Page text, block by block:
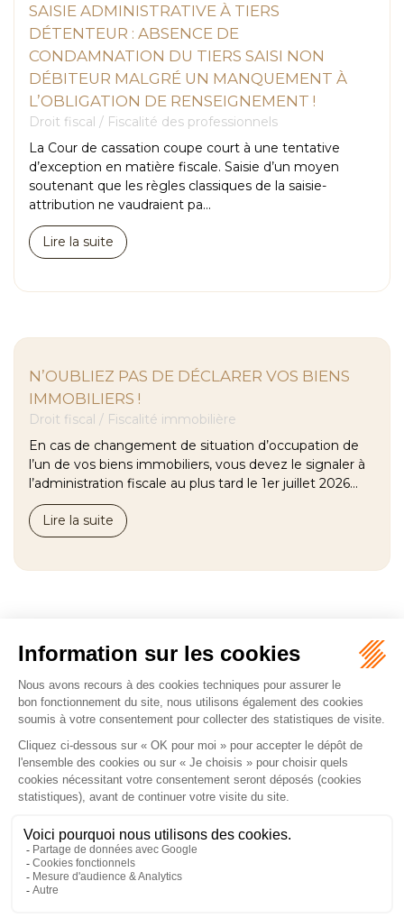
SAISIE ADMINISTRATIVE À TIERS
DÉTENTEUR : ABSENCE DE
CONDAMNATION DU TIERS SAISI NON
DÉBITEUR MALGRÉ UN MANQUEMENT À
L’OBLIGATION DE RENSEIGNEMENT !
Droit fiscal / Fiscalité des professionnels
La Cour de cassation coupe court à une tentative
d’exception en matière fiscale. Saisie d’un moyen
soutenant que les règles classiques de la saisie-
attribution ne vaudraient pa...
Lire la suite
N’OUBLIEZ PAS DE DÉCLARER VOS BIENS
IMMOBILIERS !
Droit fiscal / Fiscalité immobilière
En cas de changement de situation d’occupation de
l’un de vos biens immobiliers, vous devez le signaler à
l’administration fiscale au plus tard le 1er juillet 2026...
Lire la suite
>>
CABINET LUMINOR AVOCAT
1 rue Lebouteux
75017 PARIS 17
Tél :06 65 15 01 15
NOUS LOCALISER
ACCUEIL